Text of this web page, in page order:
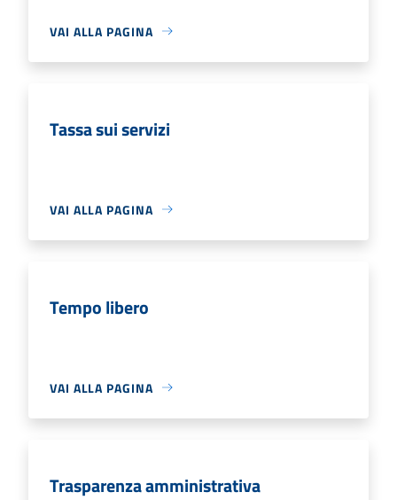
VAI ALLA PAGINA
Tassa sui servizi
VAI ALLA PAGINA
Tempo libero
VAI ALLA PAGINA
Trasparenza amministrativa